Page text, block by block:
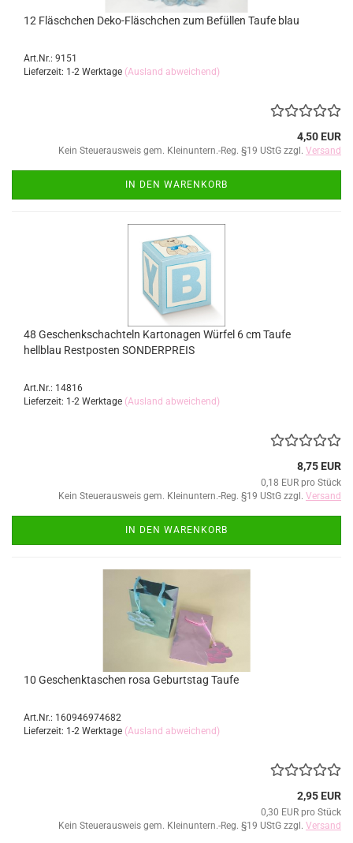
12 Fläschchen Deko-Fläschchen zum Befüllen Taufe blau
Art.Nr.: 9151
Lieferzeit: 1-2 Werktage (Ausland abweichend)
4,50 EUR
Kein Steuerausweis gem. Kleinuntern.-Reg. §19 UStG zzgl. Versand
IN DEN WARENKORB
48 Geschenkschachteln Kartonagen Würfel 6 cm Taufe
hellblau Restposten SONDERPREIS
Art.Nr.: 14816
Lieferzeit: 1-2 Werktage (Ausland abweichend)
8,75 EUR
0,18 EUR pro Stück
Kein Steuerausweis gem. Kleinuntern.-Reg. §19 UStG zzgl. Versand
IN DEN WARENKORB
10 Geschenktaschen rosa Geburtstag Taufe
Art.Nr.: 160946974682
Lieferzeit: 1-2 Werktage (Ausland abweichend)
2,95 EUR
0,30 EUR pro Stück
Kein Steuerausweis gem. Kleinuntern.-Reg. §19 UStG zzgl. Versand